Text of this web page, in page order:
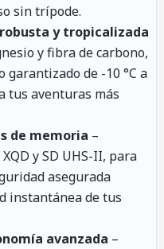
sin trípode.
y tropicalizada
y fibra de carbono,
de -10 °C a
tus aventuras más
de memoria –
y SD UHS-II, para
asegurada
instantánea de tus
avanzada –